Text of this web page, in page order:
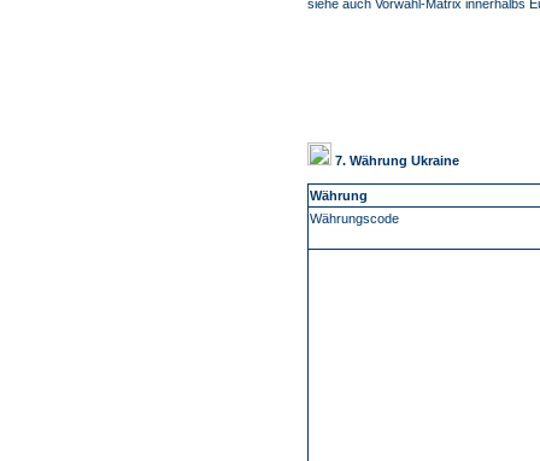
siehe auch Vorwahl-Matrix innerhalbs
7. Währung Ukraine
Währung
Währungscode